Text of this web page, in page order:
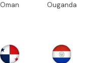
Oman Ouganda